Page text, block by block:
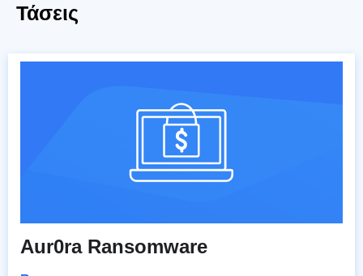
Τάσεις
Aur0ra Ransomware